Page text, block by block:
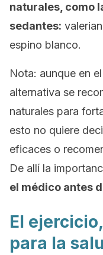
naturales, como
sedantes:
espino blanco.
Nota: aunque en
alternativa se
naturales para
esto no quiere
eficaces o
De allí la
el médico antes
El
para la